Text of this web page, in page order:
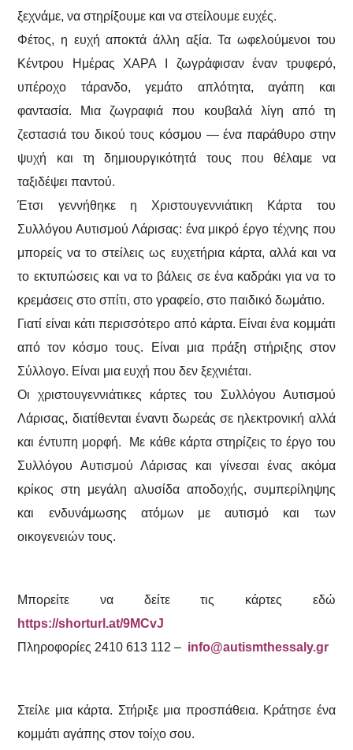
ξεχνάμε, να στηρίξουμε και να στείλουμε ευχές.
Φέτος, η ευχή αποκτά άλλη αξία. Τα ωφελούμενοι του
Κέντρου Ημέρας ΧΑΡΑ Ι ζωγράφισαν έναν τρυφερό,
υπέροχο τάρανδο, γεμάτο απλότητα, αγάπη και
φαντασία. Μια ζωγραφιά που κουβαλά λίγη από τη
ζεστασιά του δικού τους κόσμου — ένα παράθυρο στην
ψυχή και τη δημιουργικότητά τους που θέλαμε να
ταξιδέψει παντού.
Έτσι γεννήθηκε η Χριστουγεννιάτικη Κάρτα του
Συλλόγου Αυτισμού Λάρισας: ένα μικρό έργο τέχνης που
μπορείς να το στείλεις ως ευχετήρια κάρτα, αλλά και να
το εκτυπώσεις και να το βάλεις σε ένα καδράκι για να το
κρεμάσεις στο σπίτι, στο γραφείο, στο παιδικό δωμάτιο.
Γιατί είναι κάτι περισσότερο από κάρτα. Είναι ένα κομμάτι
από τον κόσμο τους. Είναι μια πράξη στήριξης στον
Σύλλογο. Είναι μια ευχή που δεν ξεχνιέται.
Οι χριστουγεννιάτικες κάρτες του Συλλόγου Αυτισμού
Λάρισας, διατίθενται έναντι δωρεάς σε ηλεκτρονική αλλά
και έντυπη μορφή. Με κάθε κάρτα στηρίζεις το έργο του
Συλλόγου Αυτισμού Λάρισας και γίνεσαι ένας ακόμα
κρίκος στη μεγάλη αλυσίδα αποδοχής, συμπερίληψης
και ενδυνάμωσης ατόμων με αυτισμό και των
οικογενειών τους.
Μπορείτε να δείτε τις κάρτες εδώ
https://shorturl.at/9MCvJ
Πληροφορίες 2410 613 112 – info@autismthessaly.gr
Στείλε μια κάρτα. Στήριξε μια προσπάθεια. Κράτησε ένα
κομμάτι αγάπης στον τοίχο σου.